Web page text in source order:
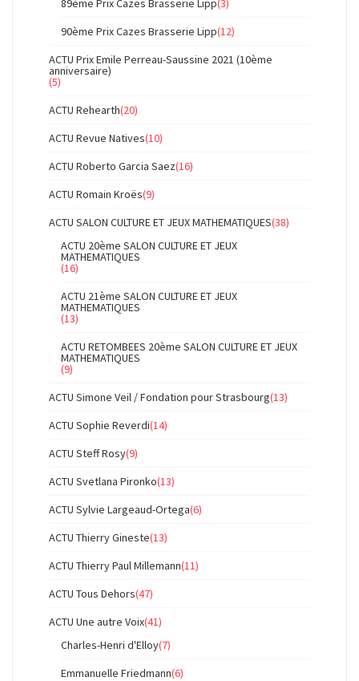
89ème Prix Cazes Brasserie Lipp(3)
90ème Prix Cazes Brasserie Lipp(12)
ACTU Prix Emile Perreau-Saussine 2021 (10ème
anniversaire)
(5)
ACTU Rehearth(20)
ACTU Revue Natives(10)
ACTU Roberto Garcia Saez(16)
ACTU Romain Kroës(9)
ACTU SALON CULTURE ET JEUX MATHEMATIQUES(38)
ACTU 20ème SALON CULTURE ET JEUX
MATHEMATIQUES
(16)
ACTU 21ème SALON CULTURE ET JEUX
MATHEMATIQUES
(13)
ACTU RETOMBEES 20ème SALON CULTURE ET JEUX
MATHEMATIQUES
(9)
ACTU Simone Veil / Fondation pour Strasbourg(13)
ACTU Sophie Reverdi(14)
ACTU Steff Rosy(9)
ACTU Svetlana Pironko(13)
ACTU Sylvie Largeaud-Ortega(6)
ACTU Thierry Gineste(13)
ACTU Thierry Paul Millemann(11)
ACTU Tous Dehors(47)
ACTU Une autre Voix(41)
Charles-Henri d'Elloy(7)
Emmanuelle Friedmann(6)